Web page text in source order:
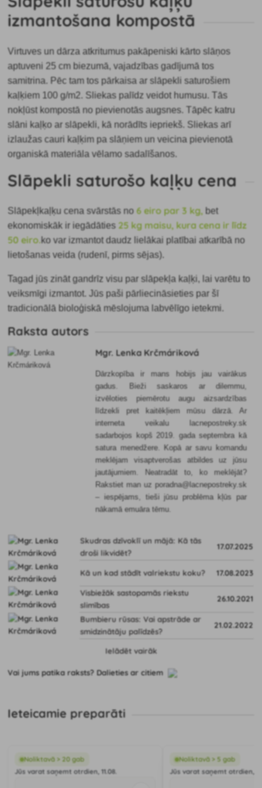
izmantošana kompostā
Virtuves un dārza atkritumus pakāpeniski kārto slāņos
aptuveni 25 cm biezumā, vajadzības gadījumā tos
samitrina. Pēc tam tos pārkaisa ar slāpekli saturošiem
kaļķiem 100 g/m2. Sliekas palīdz veidot humusu. Tās
nokļūst kompostā no pievienotās augsnes. Tāpēc katru
slāni kaļķo ar slāpekli, kā norādīts iepriekš. Sliekas arī
izlaužas cauri kaļķim pa slāņiem un veicina pievienotā
organiskā materiāla vēlamo sadalīšanos.
Slāpekli saturošo kaļķu cena
Slāpekļkaļķu cena svārstās no6 eiro par 3 kg, bet
ekonomiskāk ir iegādāties 25 kg maisu, kura cena ir līdz
50 eiro.ko var izmantot daudz lielākai platībai atkarībā no
lietošanas veida (rudenī, pirms sējas).
Tagad jūs zināt gandrīz visu par slāpekļa kaļķi, lai varētu to
veiksmīgi izmantot. Jūs paši pārliecināsieties par šī
tradicionālā bioloģiskā mēslojuma labvēlīgo ietekmi.
Raksta autors
Mgr. Lenka Krčmáriková
Dārzkopība ir mans hobijs jau vairākus
gadus. Bieži saskaros ar dilemmu,
izvēloties piemērotu augu aizsardzības
līdzekli pret kaitēkļiem mūsu dārzā. Ar
interneta veikalu lacnepostreky.sk
sadarbojos kopš 2019. gada septembra kā
satura menedžere. Kopā ar savu komandu
meklējam visaptverošas atbildes uz jūsu
jautājumiem. Neatradāt to, ko meklējāt?
Rakstiet man uz poradna@lacnepostreky.sk
– iespējams, tieši jūsu problēma kļūs par
nākamā emuāra tēmu.
Skudras dzīvoklī un mājā: Kā tās
droši likvidēt?
17.07.2025
Kā un kad stādīt valriekstu koku? 17.08.2023
Visbiežāk sastopamās riekstu
slimības
26.10.2021
Bumbieru rūsas: Vai apstrāde ar
smidzinātāju palīdzēs?
21.02.2022
Ielādēt vairāk
Vai jums patika raksts? Dalieties ar citiem
Ieteicamie preparāti
Noliktavā > 20 gab
Jūs varat saņemt otrdien, 11.08.
Noliktavā > 5 gab
Jūs varat saņemt otrdien,